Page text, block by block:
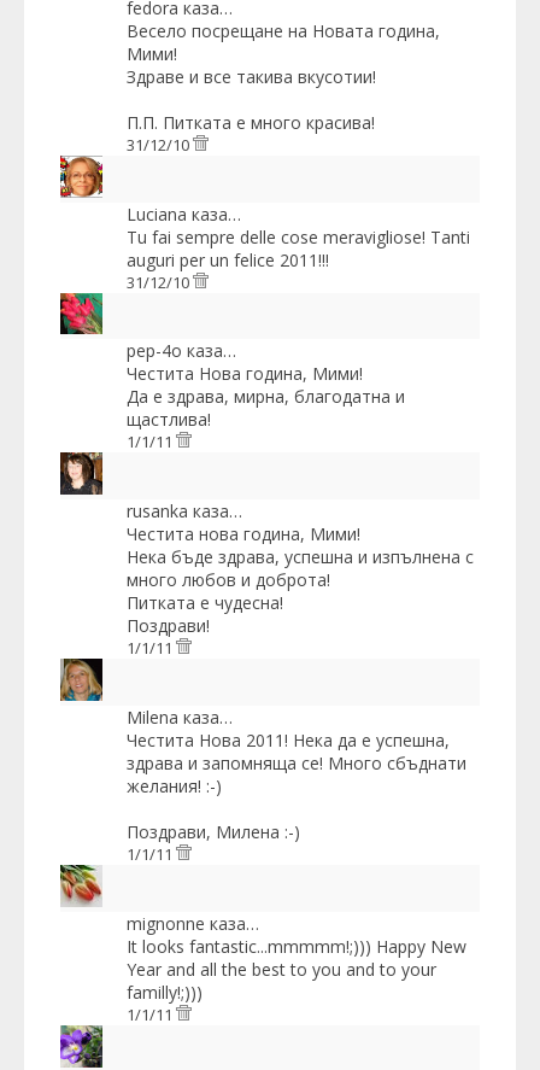
fedora каза…
Весело посрещане на Новата година,
Мими!
Здраве и все такива вкусотии!
П.П. Питката е много красива!
31/12/10
Luciana каза…
Tu fai sempre delle cose meravigliose! Tanti
auguri per un felice 2011!!!
31/12/10
pep-4o каза…
Честита Нова година, Мими!
Да е здрава, мирна, благодатна и
щастлива!
1/1/11
rusanka каза…
Честита нова година, Мими!
Нека бъде здрава, успешна и изпълнена с
много любов и доброта!
Питката е чудесна!
Поздрави!
1/1/11
Milena каза…
Честита Нова 2011! Нека да е успешна,
здрава и запомняща се! Много сбъднати
желания! :-)
Поздрави, Милена :-)
1/1/11
mignonne каза…
It looks fantastic...mmmmm!;))) Happy New
Year and all the best to you and to your
familly!;)))
1/1/11